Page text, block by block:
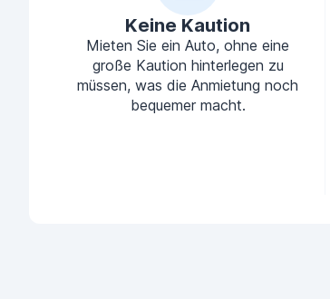
Keine Kaution
Mieten Sie ein Auto, ohne eine
große Kaution hinterlegen zu
müssen, was die Anmietung noch
bequemer macht.